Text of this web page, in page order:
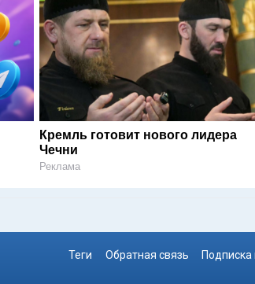
Кремль готовит нового лидера
Чечни
Реклама
Теги Обратная связь Подписка